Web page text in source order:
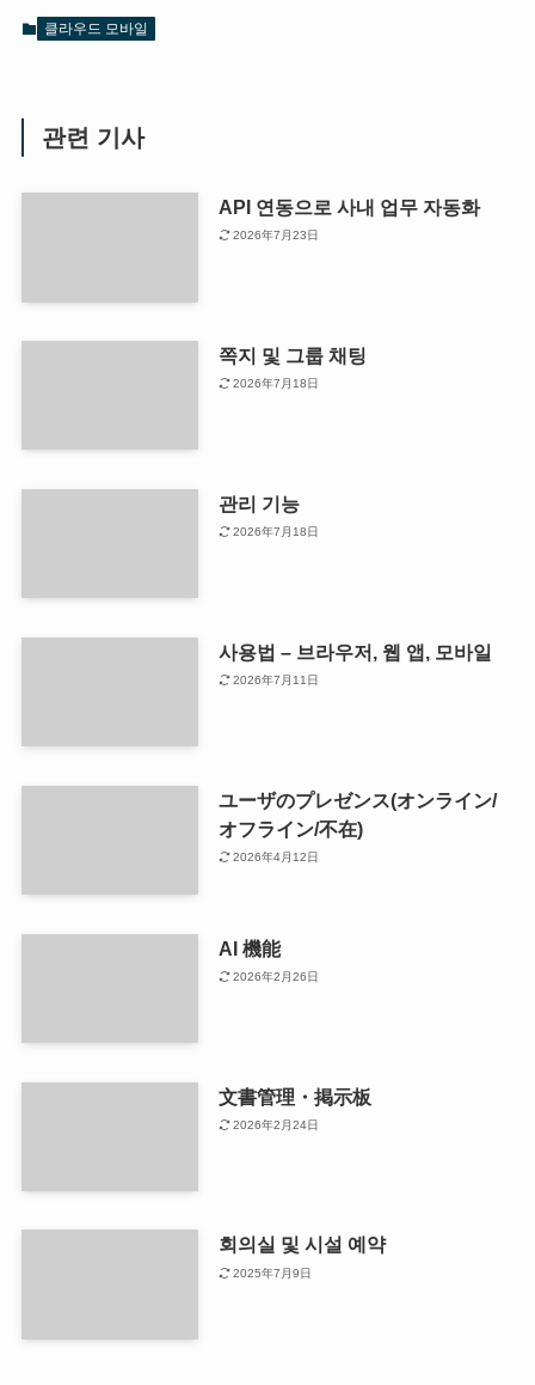
클라우드 모바일
관련 기사
API 연동으로 사내 업무 자동화
2026年7月23日
쪽지 및 그룹 채팅
2026年7月18日
관리 기능
2026年7月18日
사용법 – 브라우저, 웹 앱, 모바일
2026年7月11日
ユーザのプレゼンス(オンライン/
オフライン/不在)
2026年4月12日
AI 機能
2026年2月26日
文書管理・掲示板
2026年2月24日
회의실 및 시설 예약
2025年7月9日